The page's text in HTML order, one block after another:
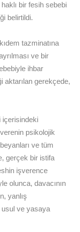
bir fesih sebebi
belirtildi.
tazminatına
ve bir
ihbar
aktarılan gerekçede,
içerisindeki
psikolojik
ve tüm
gerçek bir istifa
işverence
olunca, davacının
yanlış
ve yasaya